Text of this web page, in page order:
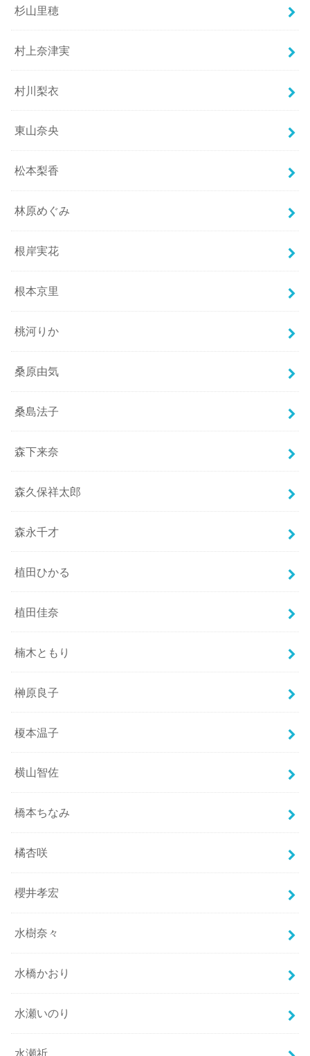
杉山里穂
村上奈津実
村川梨衣
東山奈央
松本梨香
林原めぐみ
根岸実花
根本京里
桃河りか
桑原由気
桑島法子
森下来奈
森久保祥太郎
森永千才
植田ひかる
植田佳奈
楠木ともり
榊原良子
榎本温子
横山智佐
橋本ちなみ
橘杏咲
櫻井孝宏
水樹奈々
水橋かおり
水瀬いのり
水瀬祈